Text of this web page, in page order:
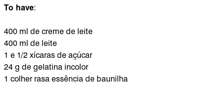
To have:
400 ml de creme de leite
400 ml de leite
1 e 1/2 xícaras de açúcar
24 g de gelatina incolor
1 colher rasa essência de baunilha